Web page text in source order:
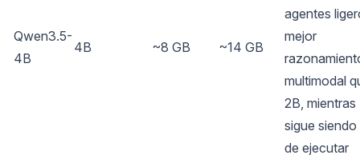
Qwen3.5-
4B
4B ~8 GB ~14 GB
agentes
mejor
multimodal
2B, mientras
sigue
de ejecutar